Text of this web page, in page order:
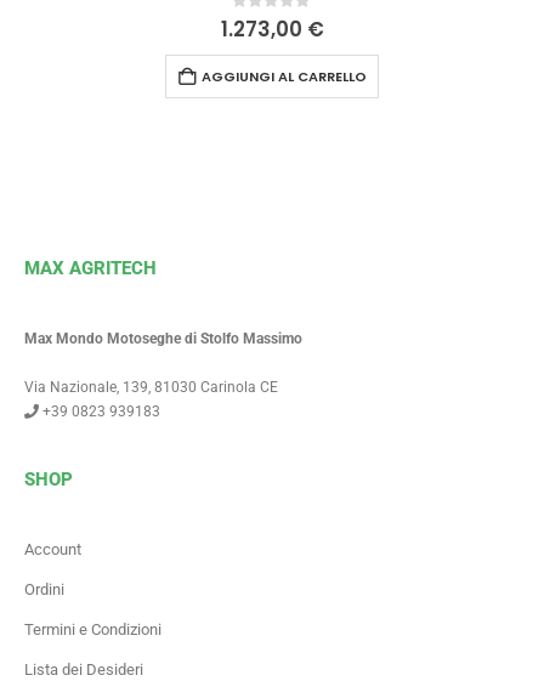
0Su 5
1.273,00 €
AGGIUNGI AL CARRELLO
MAX AGRITECH
Max Mondo Motoseghe di Stolfo Massimo
Via Nazionale, 139, 81030 Carinola CE
+39 0823 939183
SHOP
Account
Ordini
Termini e Condizioni
Lista dei Desideri